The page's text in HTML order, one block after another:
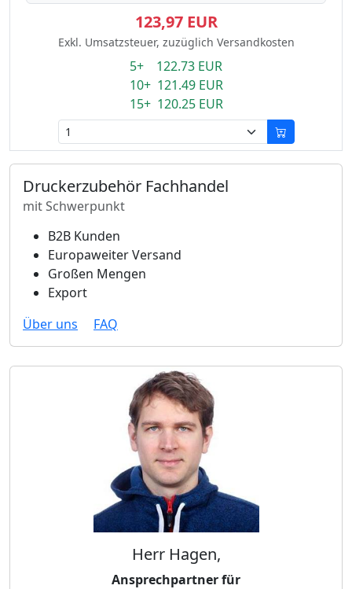
123,97 EUR
Exkl. Umsatzsteuer, zuzüglich Versandkosten
5+ 122.73 EUR
10+ 121.49 EUR
15+ 120.25 EUR
Druckerzubehör Fachhandel
mit Schwerpunkt
B2B Kunden
Europaweiter Versand
Großen Mengen
Export
Über uns
FAQ
Herr Hagen,
Ansprechpartner für